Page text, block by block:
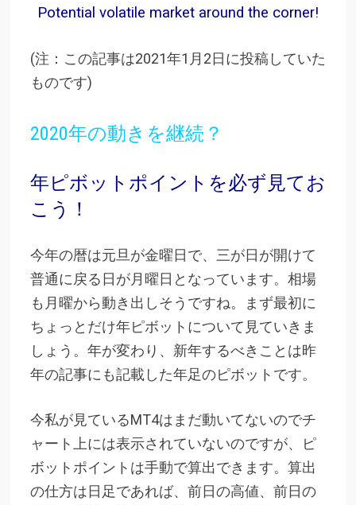
Potential volatile market around the corner!
(注：この記事は2021年1月2日に投稿していた
ものです)
2020年の動きを継続？
年ピボットポイントを必ず見てお
こう！
今年の暦は元旦が金曜日で、三が日が開けて
普通に戻る日が月曜日となっています。相場
も月曜から動き出しそうですね。まず最初に
ちょっとだけ年ピボットについて見ていきま
しょう。年が変わり、新年するべきことは昨
年の記事にも記載した年足のピボットです。
今私が見ているMT4はまだ動いてないのでチ
ャート上には表示されていないのですが、ピ
ボットポイントは手動で算出できます。算出
の仕方は日足であれば、前日の高値、前日の